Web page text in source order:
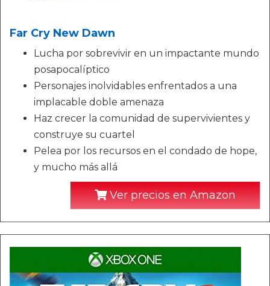
Far Cry New Dawn
Lucha por sobrevivir en un impactante mundo
posapocalíptico
Personajes inolvidables enfrentados a una
implacable doble amenaza
Haz crecer la comunidad de supervivientes y
construye su cuartel
Pelea por los recursos en el condado de hope,
y mucho más allá
Ver precios en Amazon